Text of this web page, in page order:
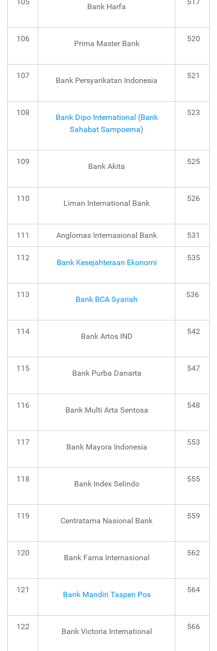
Bank Harfa
106
Prima Master Bank
520
107
Bank Persyarikatan Indonesia
521
108
Bank Dipo International (Bank
Sahabat Sampoerna)
523
109
Bank Akita
525
110
Liman International Bank
526
111 Anglomas Internasional Bank 531
112
Bank Kesejahteraan Ekonomi
535
113
Bank BCA Syariah
536
114
Bank Artos IND
542
115
Bank Purba Danarta
547
116
Bank Multi Arta Sentosa
548
117
Bank Mayora Indonesia
553
118
Bank Index Selindo
555
119
Centratama Nasional Bank
559
120
Bank Fama Internasional
562
121
Bank Mandiri Taspen Pos
564
122
Bank Victoria International
566